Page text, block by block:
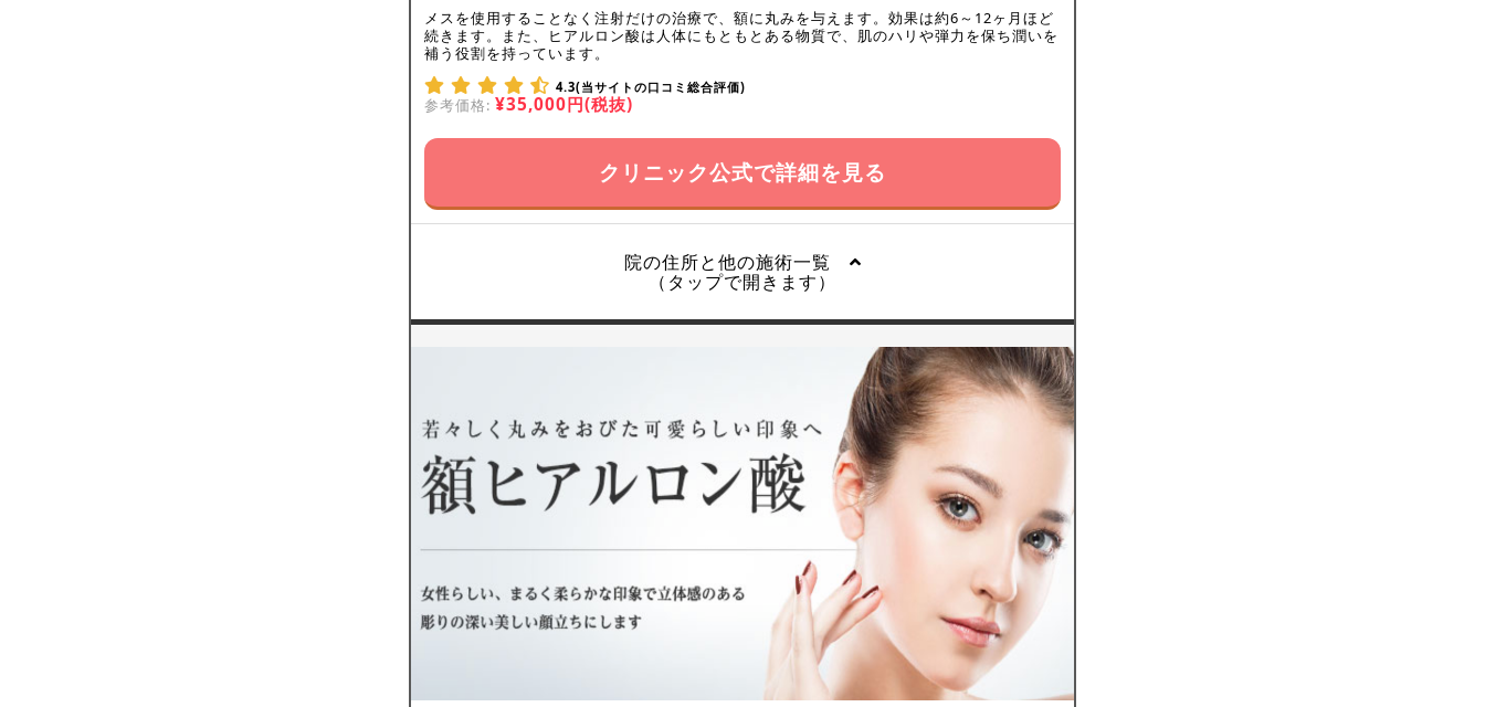
メスを使用することなく注射だけの治療で、額に丸みを与えます。効果は約6～12ヶ月ほど
続きます。また、ヒアルロン酸は人体にもともとある物質で、肌のハリや弾力を保ち潤いを
補う役割を持っています。
4.3(当サイトの口コミ総合評価)
参考価格: ¥35,000円(税抜)
クリニック公式で詳細を見る
院の住所と他の施術一覧
（タップで開きます）